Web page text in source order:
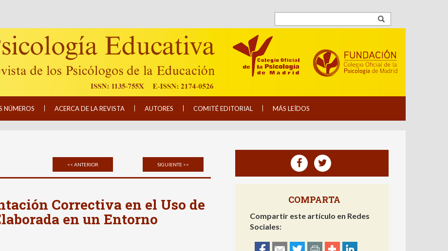
NÚMEROS ACERCA DE LA REVISTA AUTORES COMITÉ EDITORIAL MÁS LEÍDOS
<< ANTERIOR SIGUIENTE >>
Correctiva en el Uso de
en un Entorno
COMPARTA
Compartir este artículo en Redes
Sociales: